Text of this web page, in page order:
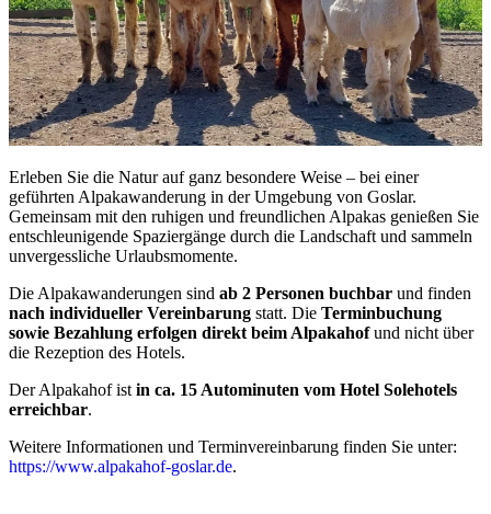
Erleben Sie die Natur auf ganz besondere Weise – bei einer
geführten Alpakawanderung in der Umgebung von Goslar.
Gemeinsam mit den ruhigen und freundlichen Alpakas genießen Sie
entschleunigende Spaziergänge durch die Landschaft und sammeln
unvergessliche Urlaubsmomente.
Die Alpakawanderungen sind ab 2 Personen buchbar und finden
nach individueller Vereinbarung statt. Die Terminbuchung
sowie Bezahlung erfolgen direkt beim Alpakahofund nicht über
die Rezeption des Hotels.
Der Alpakahof istin ca. 15 Autominuten vom Hotel Solehotels
erreichbar.
Weitere Informationen und Terminvereinbarung finden Sie unter:
https://www.alpakahof-goslar.de.